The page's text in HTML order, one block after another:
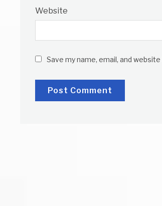
Website
Save my name, email, and